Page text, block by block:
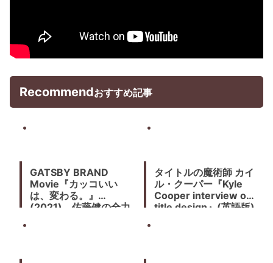
Recommendおすすめ記事
GATSBY BRAND
Movie『カッコいい
は、変わる。』
(2021) 佐藤健の全力
タイトルの魔術師 カイ
ル・クーパー『Kyle
Cooper interview on
title design』(英語版)